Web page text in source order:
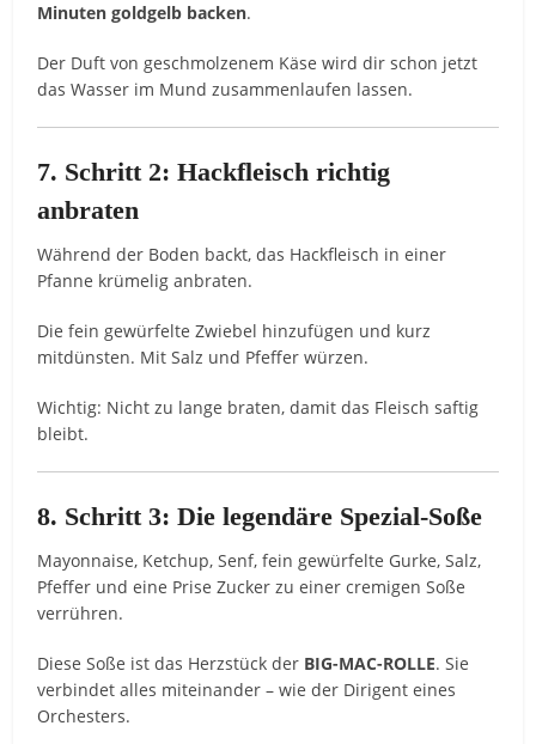
Minuten goldgelb backen.
Der Duft von geschmolzenem Käse wird dir schon jetzt
das Wasser im Mund zusammenlaufen lassen.
7. Schritt 2: Hackfleisch richtig
anbraten
Während der Boden backt, das Hackfleisch in einer
Pfanne krümelig anbraten.
Die fein gewürfelte Zwiebel hinzufügen und kurz
mitdünsten. Mit Salz und Pfeffer würzen.
Wichtig: Nicht zu lange braten, damit das Fleisch saftig
bleibt.
8. Schritt 3: Die legendäre Spezial-Soße
Mayonnaise, Ketchup, Senf, fein gewürfelte Gurke, Salz,
Pfeffer und eine Prise Zucker zu einer cremigen Soße
verrühren.
Diese Soße ist das Herzstück der BIG-MAC-ROLLE. Sie
verbindet alles miteinander – wie der Dirigent eines
Orchesters.